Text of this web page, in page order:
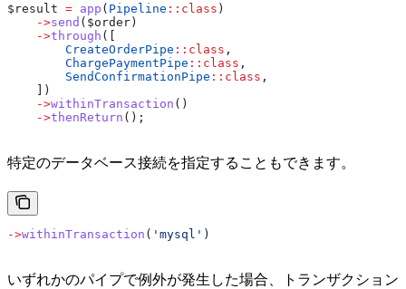
$result = app ( Pipeline :: class )
    ->
send ( $order )
    ->
through ([
        CreateOrderPipe
:: class ,
        ChargePaymentPipe
:: class ,
        SendConfirmationPipe
:: class ,
    ])
    ->
withinTransaction ()
    ->
thenReturn ();
特定のデータベース接続を指定することもできます。
->withinTransaction ( 'mysql' )
いずれかのパイプで例外が発生した場合、トランザクション